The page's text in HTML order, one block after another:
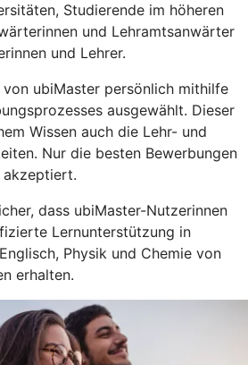
Studierende im höheren
und Lehramtsanwärter
und Lehrer.
ubiMaster persönlich mithilfe
ausgewählt. Dieser
Wissen auch die Lehr- und
Nur die besten Bewerbungen
akzeptiert.
dass ubiMaster-Nutzerinnen
Lernunterstützung in
Physik und Chemie von
erhalten.